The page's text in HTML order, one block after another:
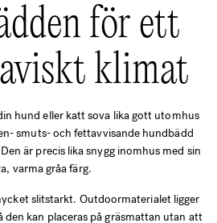
för ett
klimat
hund eller katt sova lika gott utomhus
smuts- och fettavvisande hundbädd
är precis lika snygg inomhus med sin
varma gråa färg.
slitstarkt. Outdoormaterialet ligger
den kan placeras på gräsmattan utan att